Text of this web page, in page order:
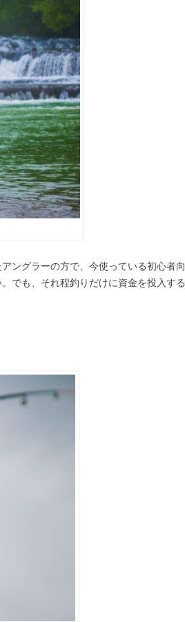
ングラーの方で、今使っている初心者向
でも、それ程釣りだけに資金を投入する